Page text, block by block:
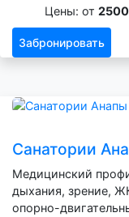
Цены: от
Забронировать
Санатории
Медицинский
дыхания, зрение,
опорно-